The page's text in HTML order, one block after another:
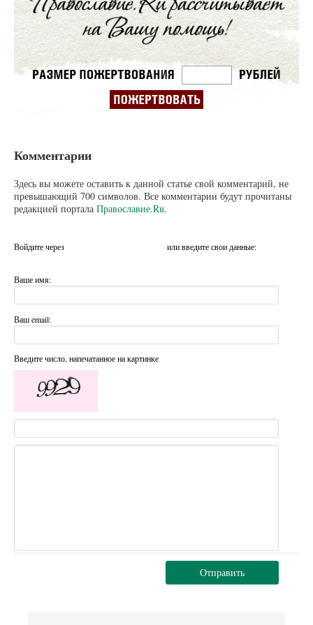
Комментарии
Здесь вы можете оставить к данной статье свой комментарий, не
превышающий 700 символов. Все комментарии будут прочитаны
редакцией портала Православие.Ru.
Войдите через или введите свои данные:
Ваше имя:
Ваш email:
Введите число, напечатанное на картинке
Отправить